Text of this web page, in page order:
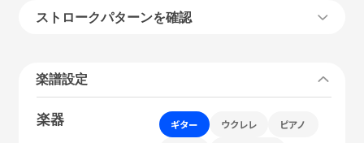
ストロークパターンを確認
楽譜設定
楽器 ギター ウクレレ ピアノ